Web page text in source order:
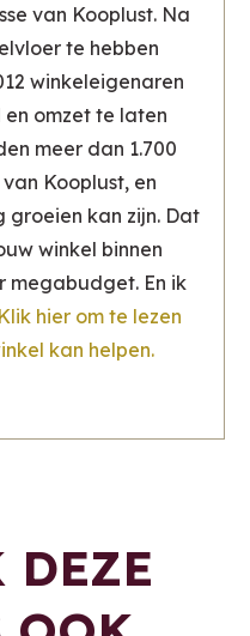
van Kooplust. Na
te hebben
winkeleigenaren
omzet te laten
meer dan 1.700
Kooplust, en
kan zijn. Dat
winkel binnen
megabudget. En ik
Klik hier om te lezen
kan helpen.